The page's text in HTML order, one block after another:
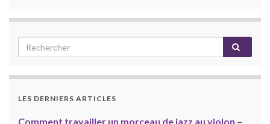
LES DERNIERS ARTICLES
Comment travailler un morceau de jazz au violon –